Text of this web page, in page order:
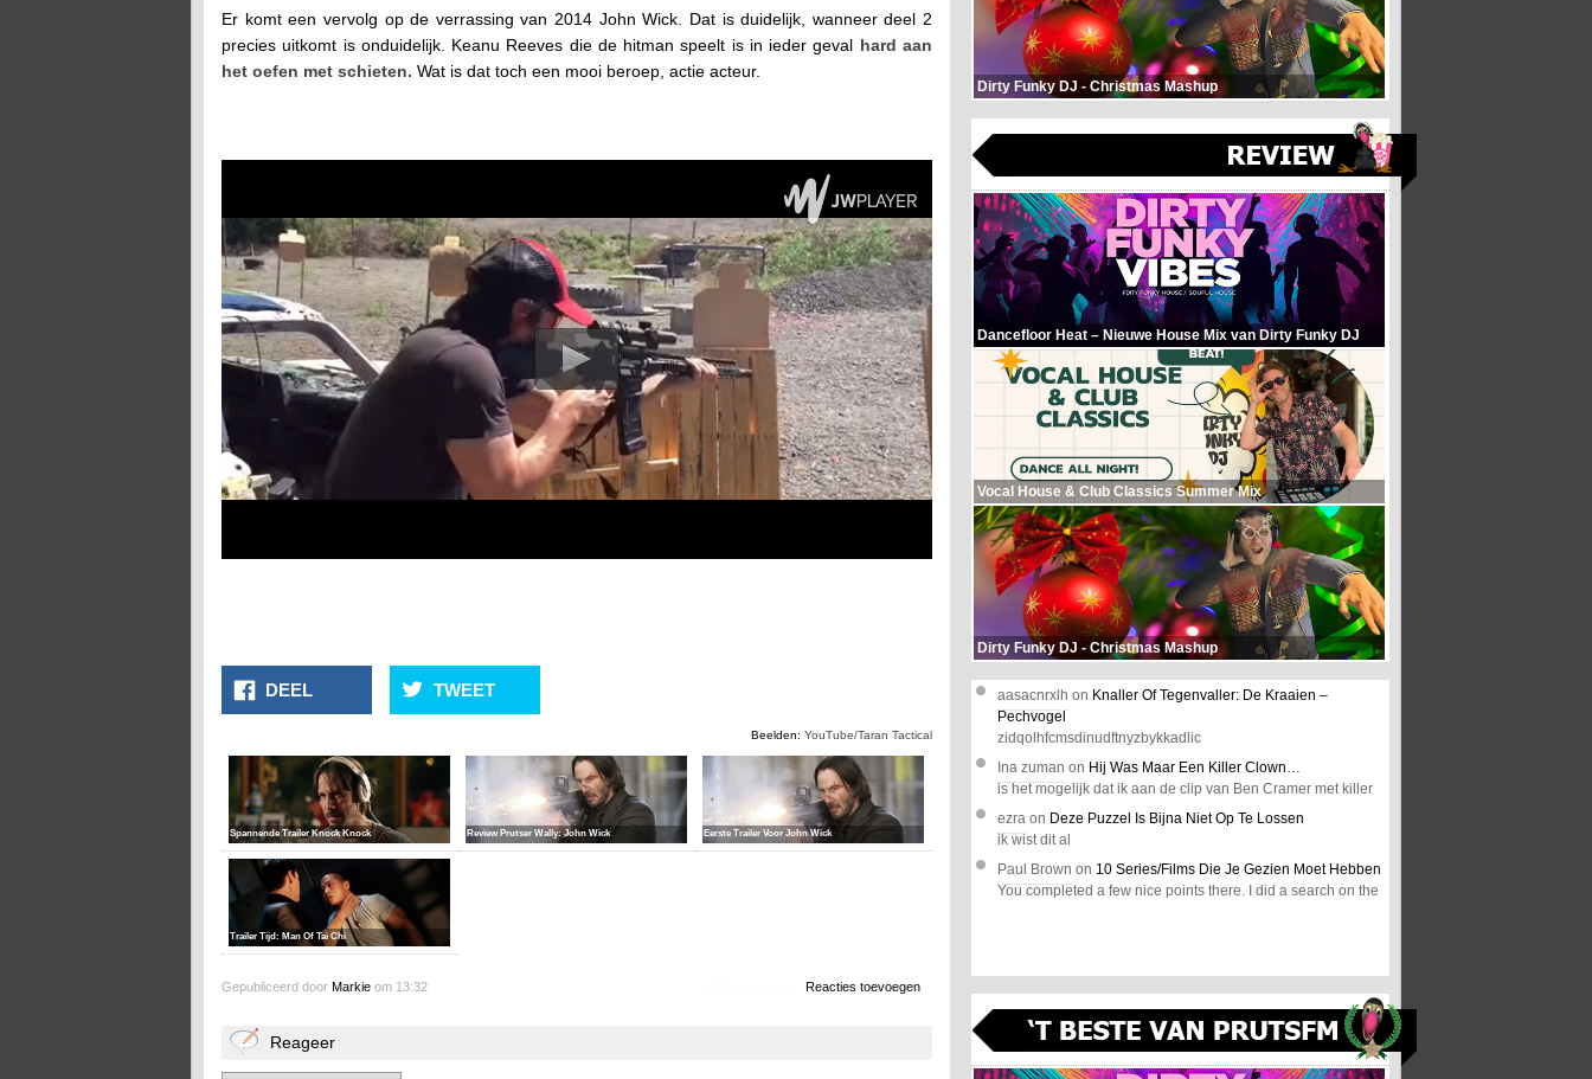
Er komt een vervolg op de verrassing van 2014 John Wick. Dat is duidelijk, wanneer deel 2
precies uitkomt is onduidelijk. Keanu Reeves die de hitman speelt is in ieder geval hard aan
het oefen met schieten. Wat is dat toch een mooi beroep, actie acteur.
DEEL TWEET
Beelden: YouTube/Taran Tactical
Spannende Trailer Knock Knock Review Prutser Wally: John Wick Eerste Trailer Voor John Wick
Trailer Tijd: Man Of Tai Chi
Gepubliceerd door Markie om 13:32 Reacties toevoegen
Reageer
Dirty Funky DJ - Christmas Mashup
Dancefloor Heat – Nieuwe House Mix van Dirty Funky DJ
Vocal House & Club Classics Summer Mix
Dirty Funky DJ - Christmas Mashup
aasacnrxlh on Knaller Of Tegenvaller: De Kraaien –
Pechvogel
zidqolhfcmsdinudftnyzbykkadlic
Ina zuman on Hij Was Maar Een Killer Clown…
is het mogelijk dat ik aan de clip van Ben Cramer met killer
ezra on Deze Puzzel Is Bijna Niet Op Te Lossen
ik wist dit al
Paul Brown on 10 Series/Films Die Je Gezien Moet Hebben
You completed a few nice points there. I did a search on the